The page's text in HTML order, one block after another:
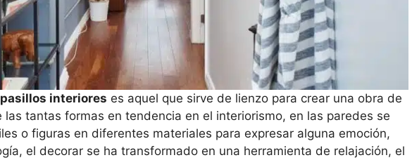
interiores es aquel que sirve de lienzo para crear una obra de
tantas formas en tendencia en el interiorismo, en las paredes se
o figuras en diferentes materiales para expresar alguna emoción,
el decorar se ha transformado en una herramienta de relajación, el